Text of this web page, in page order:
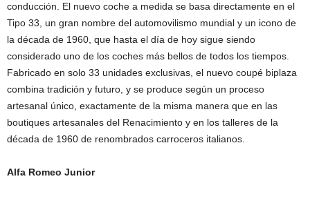
conducción. El nuevo coche a medida se basa directamente en el
Tipo 33, un gran nombre del automovilismo mundial y un icono de
la década de 1960, que hasta el día de hoy sigue siendo
considerado uno de los coches más bellos de todos los tiempos.
Fabricado en solo 33 unidades exclusivas, el nuevo coupé biplaza
combina tradición y futuro, y se produce según un proceso
artesanal único, exactamente de la misma manera que en las
boutiques artesanales del Renacimiento y en los talleres de la
década de 1960 de renombrados carroceros italianos.
Alfa Romeo Junior